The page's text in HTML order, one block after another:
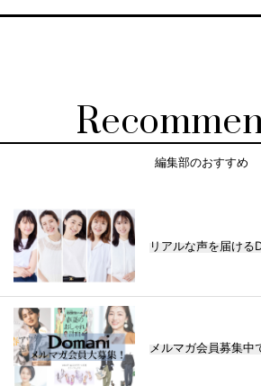
編集部のおすすめ
リアルな声を届ける
メルマガ会員募集中